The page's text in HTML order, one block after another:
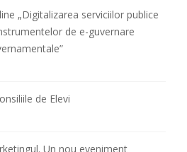
„Digitalizarea serviciilor publice
de e-guvernare
de Elevi
Un nou eveniment